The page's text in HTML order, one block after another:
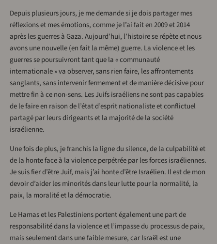
Depuis plusieurs jours, je me demande si je dois partager mes
réflexions et mes émotions, comme je l’ai fait en 2009 et 2014
après les guerres à Gaza. Aujourd’hui, l’histoire se répète et nous
avons une nouvelle (en fait la même) guerre. La violence et les
guerres se poursuivront tant que la « communauté
internationale » va observer, sans rien faire, les affrontements
sanglants, sans intervenir fermement et de manière décisive pour
mettre fin à ce non-sens. Les Juifs israéliens ne sont pas capables
de le faire en raison de l’état d’esprit nationaliste et conflictuel
partagé par leurs dirigeants et la majorité de la société
israélienne.
Une fois de plus, je franchis la ligne du silence, de la culpabilité et
de la honte face à la violence perpétrée par les forces israéliennes.
Je suis fier d’être Juif, mais j’ai honte d’être Israélien. Il est de mon
devoir d’aider les minorités dans leur lutte pour la normalité, la
paix, la moralité et la démocratie.
Le Hamas et les Palestiniens portent également une part de
responsabilité dans la violence et l’impasse du processus de paix,
mais seulement dans une faible mesure, car Israël est une